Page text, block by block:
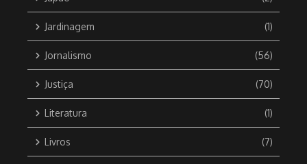
Jardinagem (1)
Jornalismo (56)
Justiça (70)
Literatura (1)
Livros (7)